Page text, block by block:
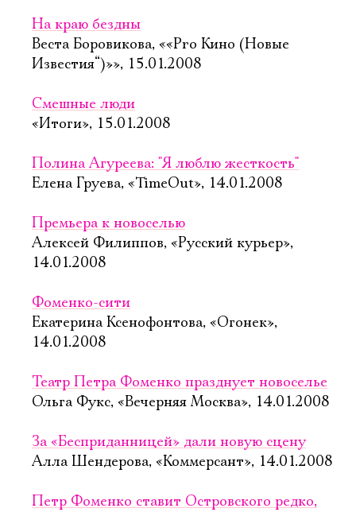
На краю бездны
Веста Боровикова, ««Pro Кино (Новые
Известия“)»», 15.01.2008
Смешные люди
«Итоги», 15.01.2008
Полина Агуреева: "Я люблю жесткость"
Елена Груева, «TimeOut», 14.01.2008
Премьера к новоселью
Алексей Филиппов, «Русский курьер»,
14.01.2008
Фоменко-сити
Екатерина Ксенофонтова, «Огонек»,
14.01.2008
Театр Петра Фоменко празднует новоселье
Ольга Фукс, «Вечерняя Москва», 14.01.2008
За «Бесприданницей» дали новую сцену
Алла Шендерова, «Коммерсант», 14.01.2008
Петр Фоменко ставит Островского редко,